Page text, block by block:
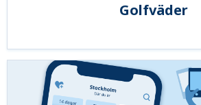
Golfväder